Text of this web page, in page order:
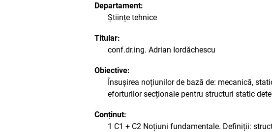
Departament:
Științe tehnice
Titular:
conf.dr.ing. Adrian Iordăchescu
Obiective:
Însușirea noțiunilor de bază de: mecanică,
eforturilor secționale pentru structuri static
Conținut:
1 C1 + C2 Noțiuni fundamentale. Definiții: